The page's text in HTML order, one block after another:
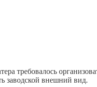
требовалось
заводской внешний вид.